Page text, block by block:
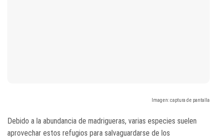
Imagen: captura de pantalla
Debido a la abundancia de madrigueras, varias especies suelen
aprovechar estos refugios para salvaguardarse de los